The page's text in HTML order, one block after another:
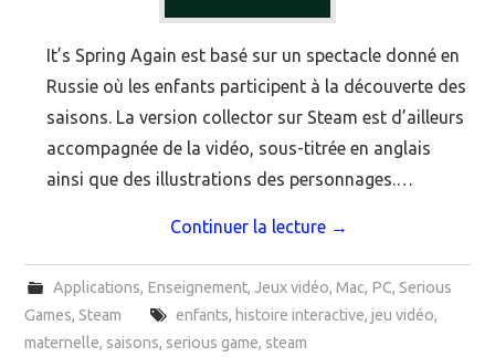
It’s Spring Again est basé sur un spectacle donné en
Russie où les enfants participent à la découverte des
saisons. La version collector sur Steam est d’ailleurs
accompagnée de la vidéo, sous-titrée en anglais
ainsi que des illustrations des personnages.…
Continuer la lecture →
Applications, Enseignement, Jeux vidéo, Mac, PC, Serious
Games, Steam enfants, histoire interactive, jeu vidéo,
maternelle, saisons, serious game, steam